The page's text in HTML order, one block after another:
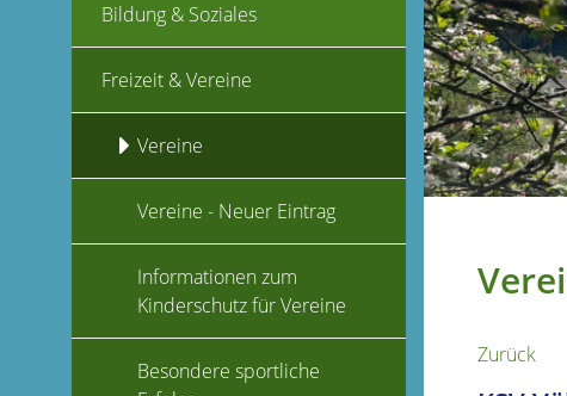
Zurück
Bildung & Soziales
Freizeit & Vereine
Vereine
Vereine - Neuer Eintrag
Informationen zum
Kinderschutz für Vereine
Besondere sportliche